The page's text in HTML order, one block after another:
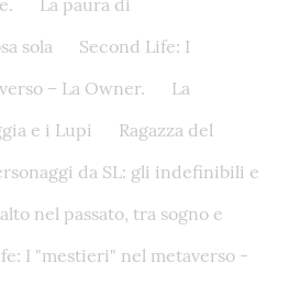
La paura di
sola
Second Life: I
– La Owner.
La
e i Lupi
Ragazza del
da SL: gli indefinibili e
nel passato, tra sogno e
I "mestieri" nel metaverso -